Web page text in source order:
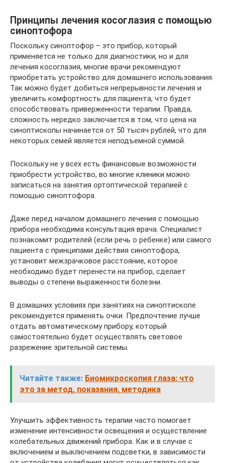
Принципы лечения косоглазия с помощью
синоптофора
Поскольку синоптофор – это прибор, который
применяется не только для диагностики, но и для
лечения косоглазия, многие врачи рекомендуют
приобретать устройство для домашнего использования.
Так можно будет добиться непрерывности лечения и
увеличить комфортность для пациента, что будет
способствовать приверженности терапии. Правда,
сложность нередко заключается в том, что цена на
синоптископы начинается от 50 тысяч рублей, что для
некоторых семей является неподъемной суммой.
Поскольку не у всех есть финансовые возможности
приобрести устройство, во многие клиники можно
записаться на занятия ортоптической терапией с
помощью синоптофора.
Даже перед началом домашнего лечения с помощью
прибора необходима консультация врача. Специалист
познакомит родителей (если речь о ребенке) или самого
пациента с принципами действия синоптофора,
установит межзрачковое расстояние, которое
необходимо будет перенести на прибор, сделает
выводы о степени выраженности болезни.
В домашних условиях при занятиях на синоптископе
рекомендуется применять очки. Предпочтение лучше
отдать автоматическому прибору, который
самостоятельно будет осуществлять световое
разрежение зрительной системы.
Читайте также: Биомикроскопия глаза: что
это за метод, показания, методика
Улучшить эффективность терапии часто помогает
изменение интенсивности освещения и осуществление
колебательных движений прибора. Как и в случае с
включением и выключением подсветки, в зависимости